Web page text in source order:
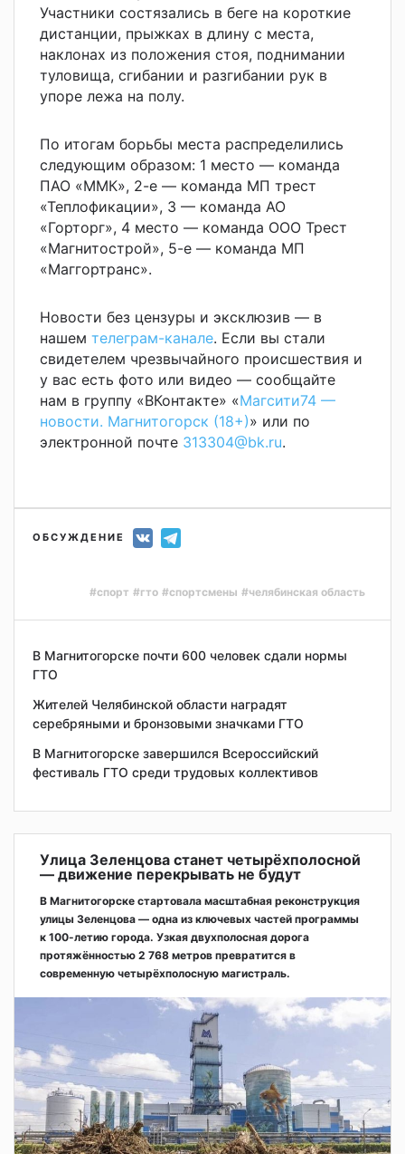
Участники состязались в беге на короткие
дистанции, прыжках в длину с места,
наклонах из положения стоя, поднимании
туловища, сгибании и разгибании рук в
упоре лежа на полу.
По итогам борьбы места распределились
следующим образом: 1 место — команда
ПАО «ММК», 2-е — команда МП трест
«Теплофикации», 3 — команда АО
«Горторг», 4 место — команда ООО Трест
«Магнитострой», 5-е — команда МП
«Маггортранс».
Новости без цензуры и эксклюзив — в
нашем телеграм-канале. Если вы стали
свидетелем чрезвычайного происшествия и
у вас есть фото или видео — сообщайте
нам в группу «ВКонтакте» «Магсити74 —
новости. Магнитогорск (18+)» или по
электронной почте 313304@bk.ru.
ОБСУЖДЕНИЕ
#спорт #гто #спортсмены #челябинская область
В Магнитогорске почти 600 человек сдали нормы
ГТО
Жителей Челябинской области наградят
серебряными и бронзовыми значками ГТО
В Магнитогорске завершился Всероссийский
фестиваль ГТО среди трудовых коллективов
Улица Зеленцова станет четырёхполосной
— движение перекрывать не будут
В Магнитогорске стартовала масштабная реконструкция
улицы Зеленцова — одна из ключевых частей программы
к 100-летию города. Узкая двухполосная дорога
протяжённостью 2 768 метров превратится в
современную четырёхполосную магистраль.